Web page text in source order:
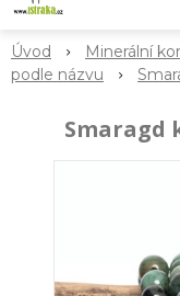
Úvod Minerální
podle názvu
Smaragd